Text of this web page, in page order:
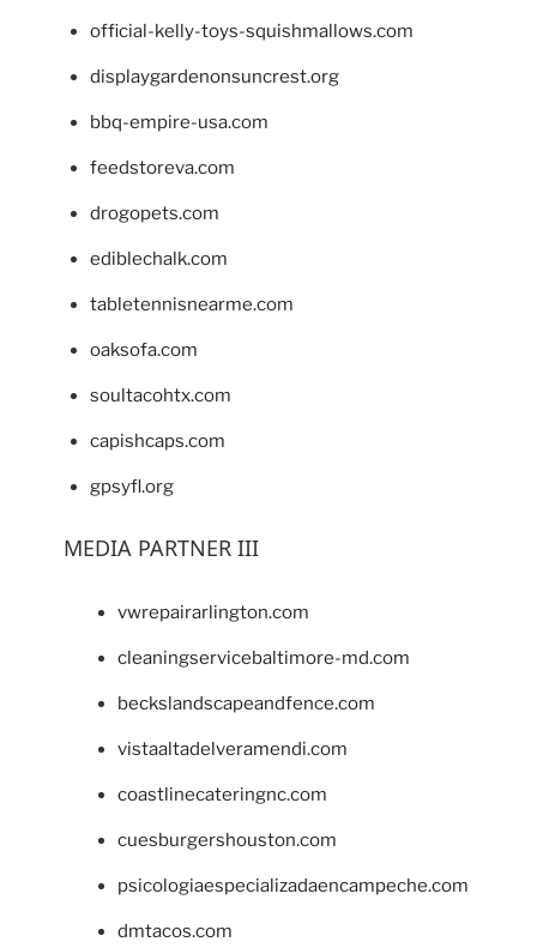
official-kelly-toys-squishmallows.com
displaygardenonsuncrest.org
bbq-empire-usa.com
feedstoreva.com
drogopets.com
ediblechalk.com
tabletennisnearme.com
oaksofa.com
soultacohtx.com
capishcaps.com
gpsyfl.org
MEDIA PARTNER III
vwrepairarlington.com
cleaningservicebaltimore-md.com
beckslandscapeandfence.com
vistaaltadelveramendi.com
coastlinecateringnc.com
cuesburgershouston.com
psicologiaespecializadaencampeche.com
dmtacos.com